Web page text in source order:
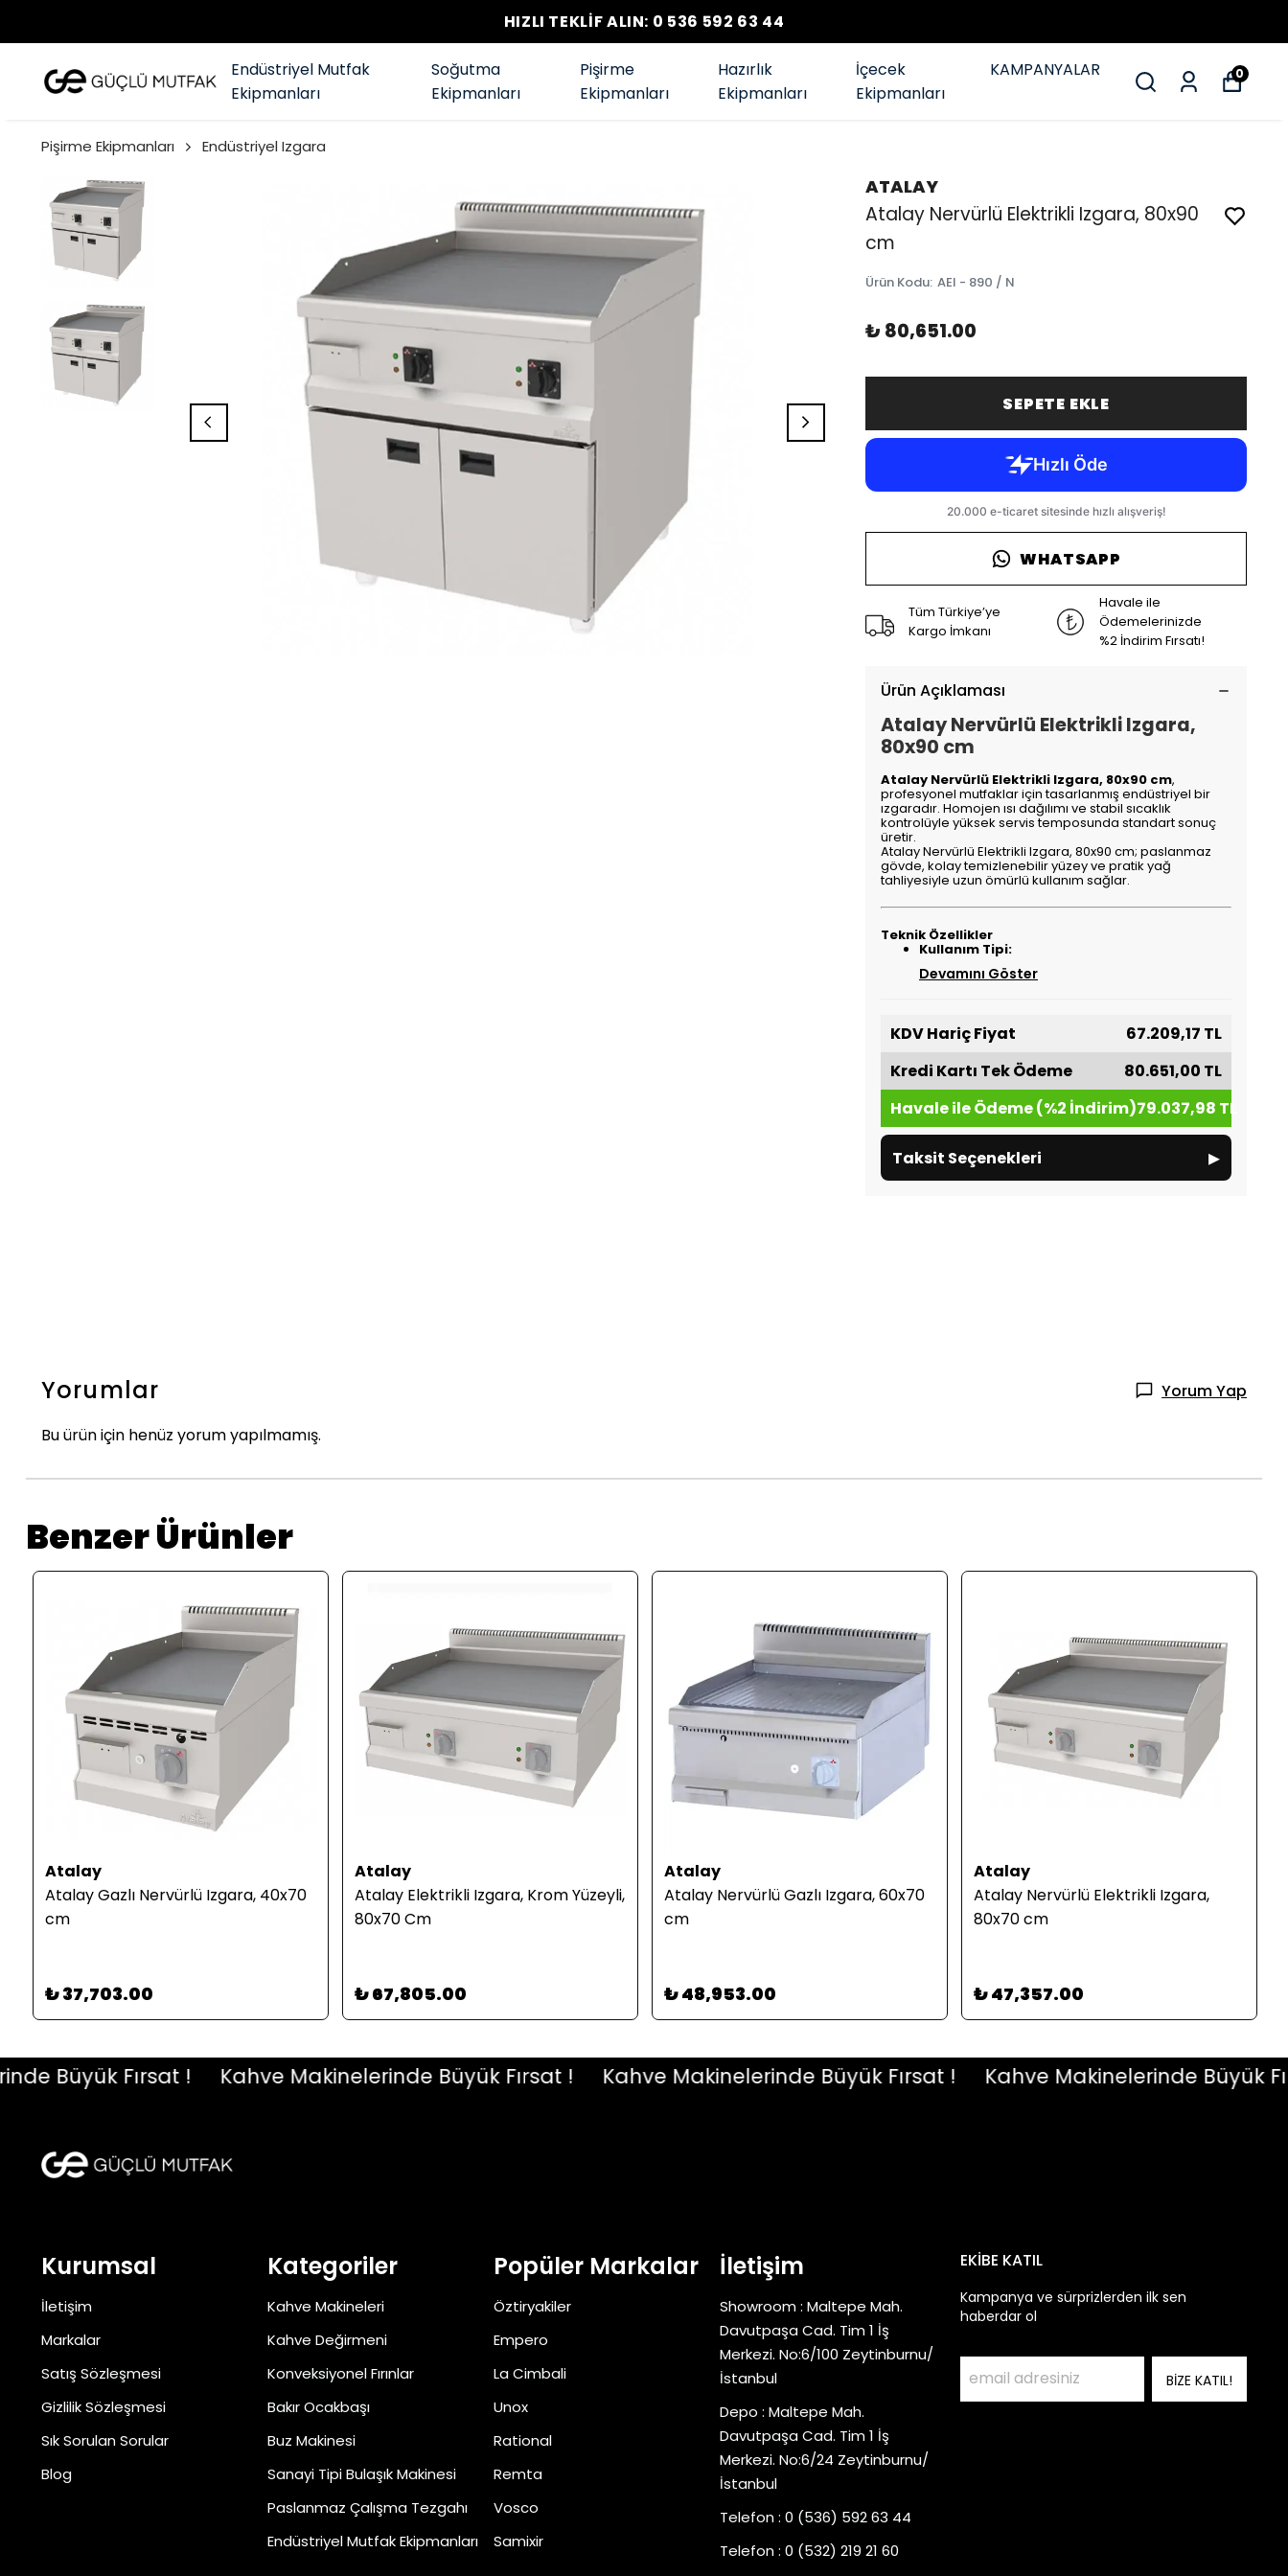
HIZLI TEKLİF ALIN: 0 536 592 63 44
Endüstriyel Mutfak
Ekipmanları
Soğutma
Ekipmanları
Pişirme
Ekipmanları
Hazırlık
Ekipmanları
İçecek
Ekipmanları
KAMPANYALAR 0
Pişirme Ekipmanları Endüstriyel Izgara
ATALAY
Atalay Nervürlü Elektrikli Izgara, 80x90
cm
Ürün Kodu: AEI - 890 / N
₺ 80,651.00
SEPETE EKLE
WHATSAPP
Tüm Türkiye’ye
Kargo İmkanı
Havale ile
Ödemelerinizde
%2 İndirim Fırsatı!
Ürün Açıklaması
Atalay Nervürlü Elektrikli Izgara,
80x90 cm
Atalay Nervürlü Elektrikli Izgara, 80x90 cm,
profesyonel mutfaklar için tasarlanmış endüstriyel bir
ızgaradır. Homojen ısı dağılımı ve stabil sıcaklık
kontrolüyle yüksek servis temposunda standart sonuç
üretir.
Atalay Nervürlü Elektrikli Izgara, 80x90 cm; paslanmaz
gövde, kolay temizlenebilir yüzey ve pratik yağ
tahliyesiyle uzun ömürlü kullanım sağlar.
Teknik Özellikler
Kullanım Tipi:
Devamını Göster
KDV Hariç Fiyat
67.209,17 TL
Kredi Kartı Tek Ödeme
80.651,00 TL
Havale ile Ödeme (%2 İndirim)79.037,98 TL
Taksit Seçenekleri ▸
Yorumlar Yorum Yap
Bu ürün için henüz yorum yapılmamış.
Benzer Ürünler
Atalay
Atalay Gazlı Nervürlü Izgara, 40x70
cm
₺ 37,703.00
Atalay
Atalay Elektrikli Izgara, Krom Yüzeyli,
80x70 Cm
₺ 67,805.00
Atalay
Atalay Nervürlü Gazlı Izgara, 60x70
cm
₺ 48,953.00
Atalay
Atalay Nervürlü Elektrikli Izgara,
80x70 cm
₺ 47,357.00
Büyük Fırsat ! Kahve Makinelerinde Büyük Fırsat ! Kahve Makinelerinde Büyük Fırsat ! Kahve Makinelerinde Büyük
Kurumsal
İletişim
Markalar
Satış Sözleşmesi
Gizlilik Sözleşmesi
Sık Sorulan Sorular
Blog
Kategoriler
Kahve Makineleri
Kahve Değirmeni
Konveksiyonel Fırınlar
Bakır Ocakbaşı
Buz Makinesi
Sanayi Tipi Bulaşık Makinesi
Paslanmaz Çalışma Tezgahı
Endüstriyel Mutfak Ekipmanları
Popüler Markalar
Öztiryakiler
Empero
La Cimbali
Unox
Rational
Remta
Vosco
Samixir
İletişim
Showroom : Maltepe Mah.
Davutpaşa Cad. Tim 1 İş
Merkezi. No:6/100 Zeytinburnu/
İstanbul
Depo : Maltepe Mah.
Davutpaşa Cad. Tim 1 İş
Merkezi. No:6/24 Zeytinburnu/
İstanbul
Telefon : 0 (536) 592 63 44
Telefon : 0 (532) 219 21 60
EKİBE KATIL
Kampanya ve sürprizlerden ilk sen
haberdar ol
BİZE KATIL!